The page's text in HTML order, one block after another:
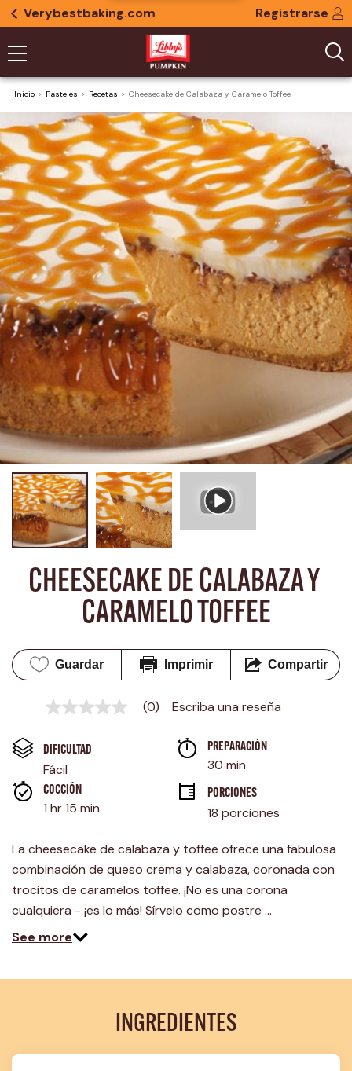
Verybestbaking.com Registrarse
Inicio Pasteles Recetas Cheesecake de Calabaza y Caramelo Toffee
CHEESECAKE DE CALABAZA Y
CARAMELO TOFFEE
Guardar Imprimir Compartir
Sin
en
la
misma
página.
(0) Escriba una reseña
DIFICULTAD
Fácil
PREPARACIÓN
30 min
COCCIÓN
1 hr 15 min
PORCIONES
18 porciones
La cheesecake de calabaza y toffee ofrece una fabulosa
combinación de queso crema y calabaza, coronada con
trocitos de caramelos toffee. ¡No es una corona
cualquiera - ¡es lo más! Sírvelo como postre …
See more
INGREDIENTES